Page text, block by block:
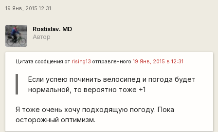
19 Янв, 2015 12:31
Rostislav. MD
Автор
Цитата сообщения от rising13 отправленного 19 Янв, 2015 в 12:31
Если успею починить велосипед и погода будет
нормальной, то вероятно тоже +1
Я тоже очень хочу подходящую погоду. Пока
осторожный оптимизм.